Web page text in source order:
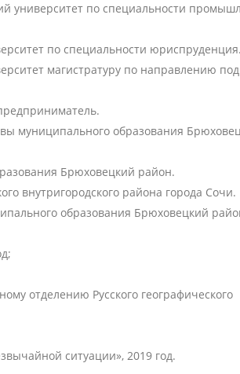
университет по специальности
по специальности юриспруденция.
магистратуру по направлению
муниципального образования
Брюховецкий район.
внутригородского района города Сочи.
образования Брюховецкий
отделению Русского географического
ситуации», 2019 год.